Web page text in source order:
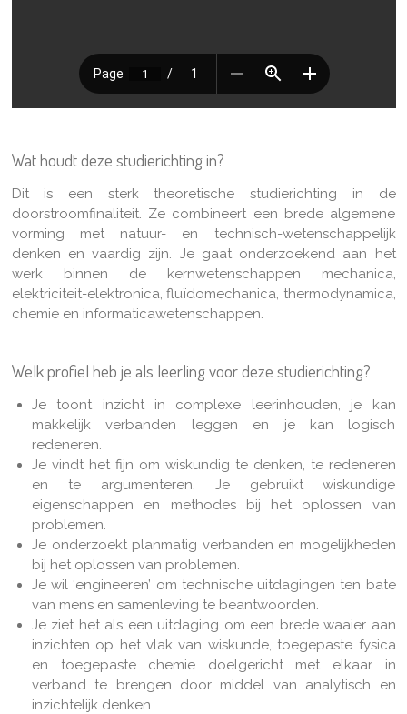
Wat houdt deze studierichting in?
Dit is een sterk theoretische studierichting in de
doorstroomfinaliteit. Ze combineert een brede algemene
vorming met natuur- en technisch-wetenschappelijk
denken en vaardig zijn. Je gaat onderzoekend aan het
werk binnen de kernwetenschappen mechanica,
elektriciteit-elektronica, fluïdomechanica, thermodynamica,
chemie en informaticawetenschappen.
Welk profiel heb je als leerling voor deze studierichting?
Je toont inzicht in complexe leerinhouden, je kan
makkelijk verbanden leggen en je kan logisch
redeneren.
Je vindt het fijn om wiskundig te denken, te redeneren
en te argumenteren. Je gebruikt wiskundige
eigenschappen en methodes bij het oplossen van
problemen.
Je onderzoekt planmatig verbanden en mogelijkheden
bij het oplossen van problemen.
Je wil ‘engineeren’ om technische uitdagingen ten bate
van mens en samenleving te beantwoorden.
Je ziet het als een uitdaging om een brede waaier aan
inzichten op het vlak van wiskunde, toegepaste fysica
en toegepaste chemie doelgericht met elkaar in
verband te brengen door middel van analytisch en
inzichtelijk denken.